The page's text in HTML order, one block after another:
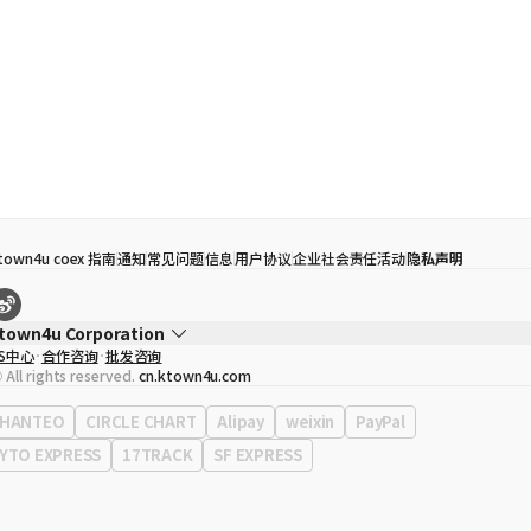
coex 指南通知常见问题信息用户协议企业社会责任活动隐私声明
Corporation
宋効珉
业执照 120-87-71116
地址 首尔特别市 江南区 岭东大路 513号 3楼 （三成洞， coex)
中心 合作咨询 批发咨询
rights reserved. cn.ktown4u.com
HANTEO CIRCLE CHART Alipay weixin
PayPal
YTO EXPRESS
17TRACK SF EXPRESS